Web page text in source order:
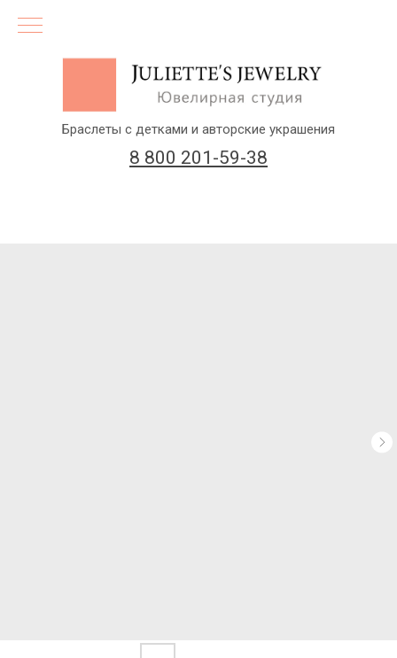
8 800 201-59-38
Браслеты с детками и авторские украшения